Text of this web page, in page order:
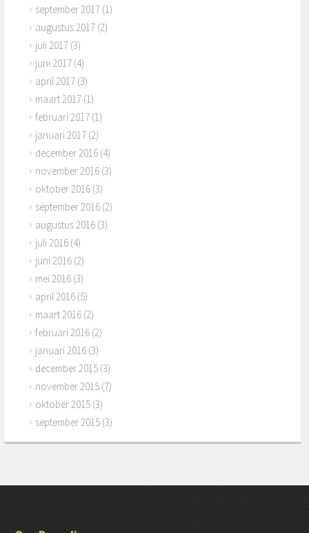
september 2017 (1)
augustus 2017 (2)
juli 2017 (3)
juni 2017 (4)
april 2017 (3)
maart 2017 (1)
februari 2017 (1)
januari 2017 (2)
december 2016 (4)
november 2016 (3)
oktober 2016 (3)
september 2016 (2)
augustus 2016 (3)
juli 2016 (4)
juni 2016 (2)
mei 2016 (3)
april 2016 (5)
maart 2016 (2)
februari 2016 (2)
januari 2016 (3)
december 2015 (3)
november 2015 (7)
oktober 2015 (3)
september 2015 (3)